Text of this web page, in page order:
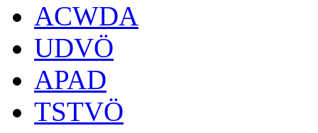
ACWDA
UDVÖ
APAD
TSTVÖ